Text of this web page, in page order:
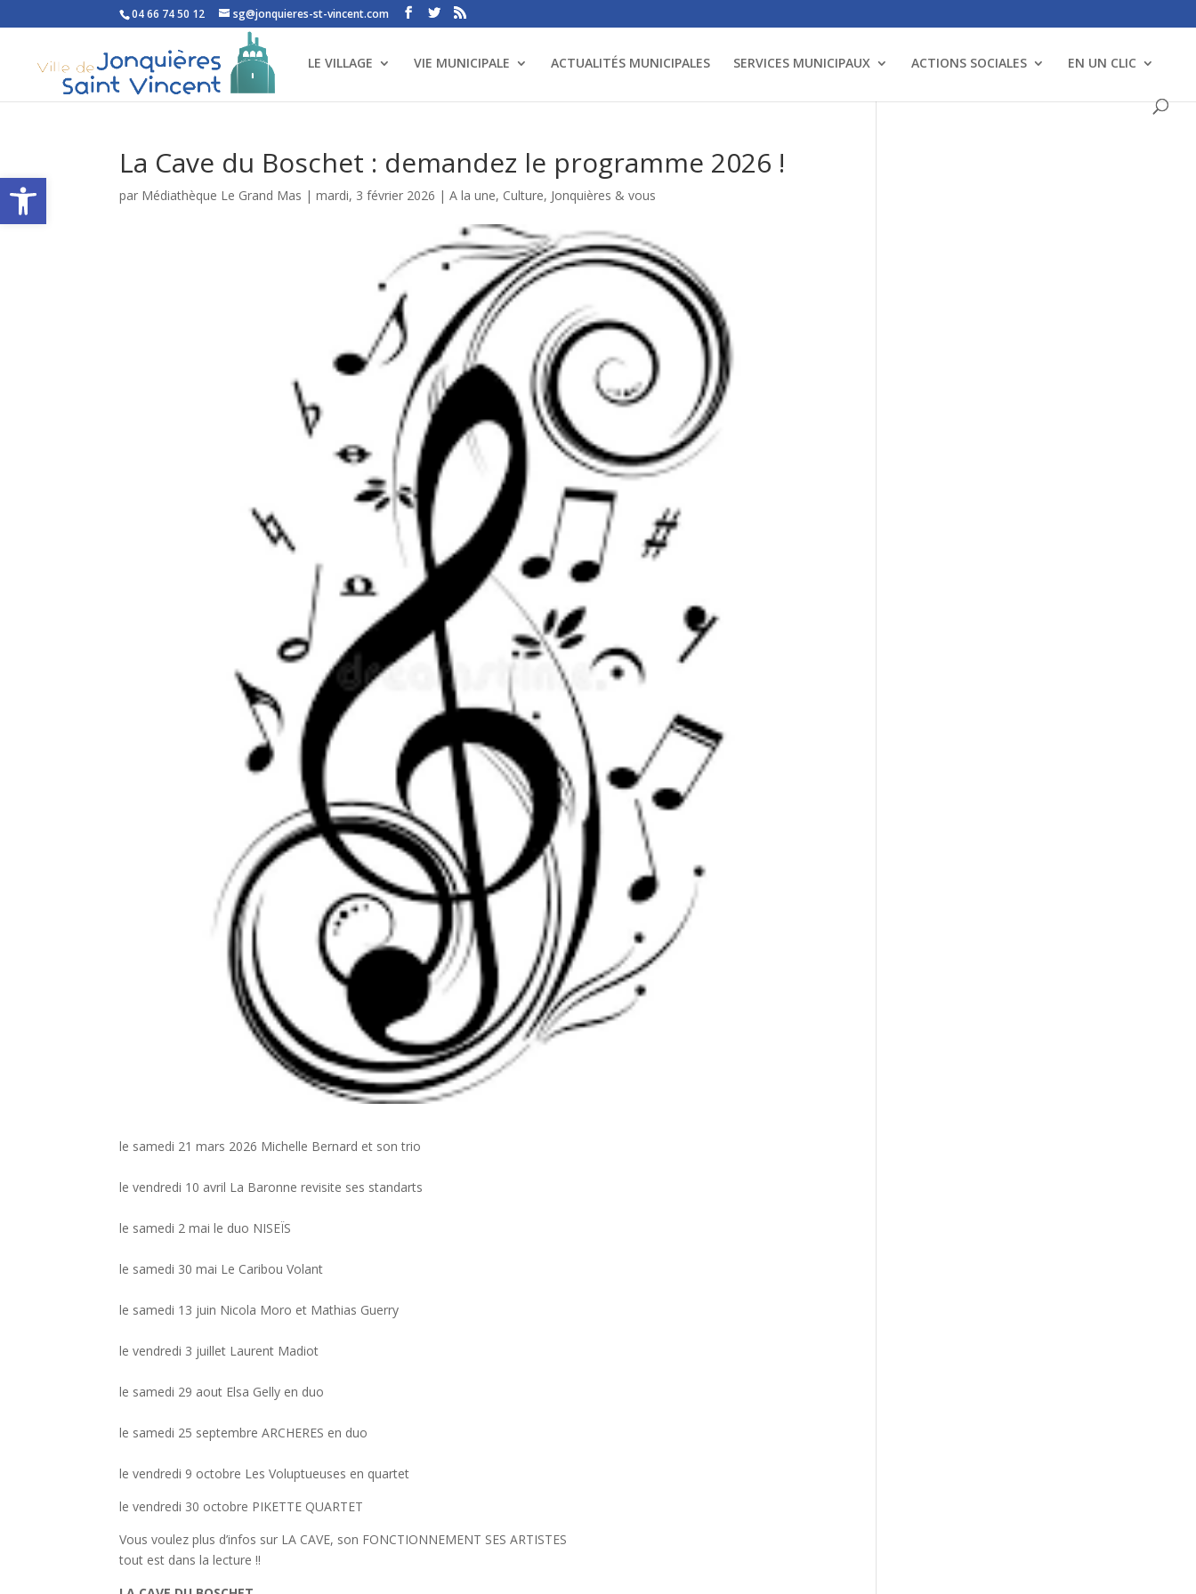
Ouvrir la barre d’outils
04 66 74 50 12 sg@jonquieres-st-vincent.com
LE VILLAGE VIE MUNICIPALE ACTUALITÉS MUNICIPALES SERVICES MUNICIPAUX ACTIONS SOCIALES EN UN CLIC
La Cave du Boschet : demandez le programme 2026 !
par Médiathèque Le Grand Mas |mardi, 3 février 2026 |A la une, Culture, Jonquières & vous
le samedi 21 mars 2026 Michelle Bernard et son trio
le vendredi 10 avril La Baronne revisite ses standarts
le samedi 2 mai le duo NISEÏS
le samedi 30 mai Le Caribou Volant
le samedi 13 juin Nicola Moro et Mathias Guerry
le vendredi 3 juillet Laurent Madiot
le samedi 29 aout Elsa Gelly en duo
le samedi 25 septembre ARCHERES en duo
le vendredi 9 octobre Les Voluptueuses en quartet
le vendredi 30 octobre PIKETTE QUARTET
Vous voulez plus d’infos sur LA CAVE, son FONCTIONNEMENT SES ARTISTES
tout est dans la lecture !!